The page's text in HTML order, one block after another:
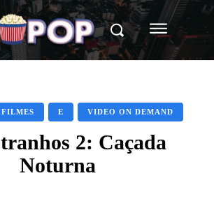
E VIDEO ON DEMAND
2: Caçada
Noturna